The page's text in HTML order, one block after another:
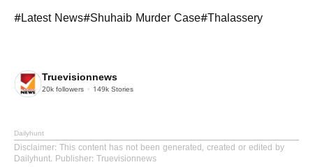
#Latest News#Shuhaib Murder Case#Thalassery
Truevisionnews
20k followers 149k Stories
Dailyhunt
Disclaimer: This content has not been generated, created or edited by
Dailyhunt. Publisher: Truevisionnews